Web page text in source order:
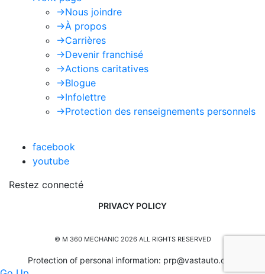
->Nous joindre
->À propos
->Carrières
->Devenir franchisé
->Actions caritatives
->Blogue
->Infolettre
->Protection des renseignements personnels
facebook
youtube
Restez connecté
PRIVACY POLICY
© M 360 MECHANIC 2026 ALL RIGHTS RESERVED
Protection of personal information: prp@vastauto.com